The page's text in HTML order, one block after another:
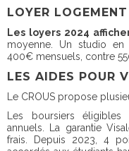
LOYER
Les loyers 2024
moyenne. Un studio en
400€ mensuels, contre
LES AIDES POUR
Le CROUS propose
Les boursiers éligibles
annuels. La garantie
frais. Depuis 2023, 4